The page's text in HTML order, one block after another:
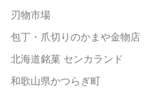
刃物市場
包丁・爪切りのかまや金物店
北海道銘菓 センカランド
和歌山県かつらぎ町